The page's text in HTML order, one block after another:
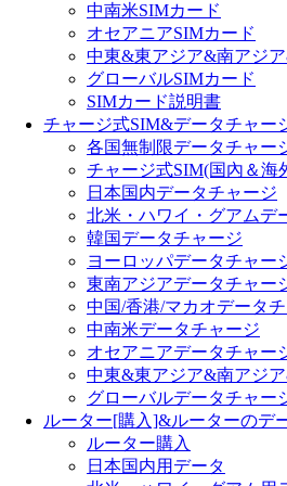
中南米SIMカード
オセアニアSIMカード
中東&東アジア&南アジ
グローバルSIMカード
SIMカード説明書
チャージ式SIM&データチャー
各国無制限データチャー
チャージ式SIM(国內＆海
日本国内データチャージ
北米・ハワイ・グアムデ
韓国データチャージ
ヨーロッパデータチャー
東南アジアデータチャー
中国/香港/マカオデータ
中南米データチャージ
オセアニアデータチャー
中東&東アジア&南アジ
グローバルデータチャー
ルーター[購入]&ルーターのデ
ルーター購入
日本国内用データ